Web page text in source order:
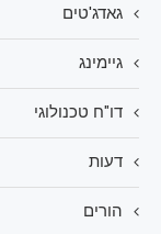
גאדג'טים
גיימינג
דו"ח טכנולוגי
דעות
הורים